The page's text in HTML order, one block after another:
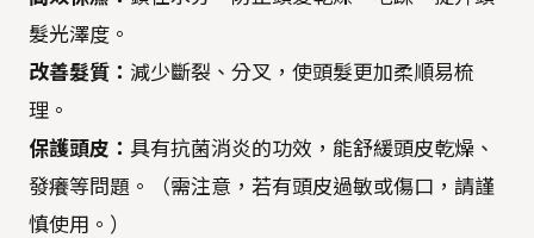
髮光澤度。
改善髮質： 減少斷裂、分叉，使頭髮更加柔順易梳
理。
保護頭皮： 具有抗菌消炎的功效，能舒緩頭皮乾燥、
發癢等問題。（需注意，若有頭皮過敏或傷口，請謹
慎使用。）